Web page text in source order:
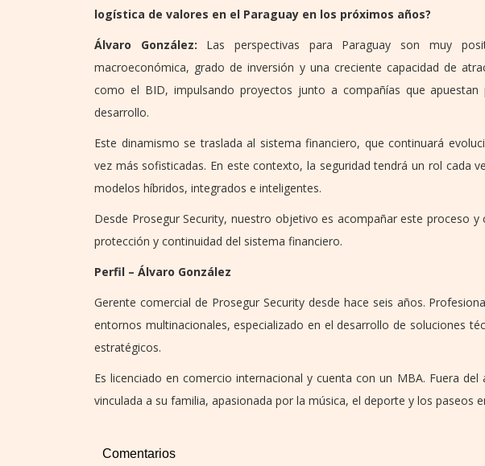
logística de valores en el Paraguay en los próximos años?
Álvaro González: Las perspectivas para Paraguay son muy
macroeconómica, grado de inversión y una creciente capacidad de
como el BID, impulsando proyectos junto a compañías que
desarrollo.
Este dinamismo se traslada al sistema financiero, que continuará
vez más sofisticadas. En este contexto, la seguridad tendrá un rol cada
modelos híbridos, integrados e inteligentes.
Desde Prosegur Security, nuestro objetivo es acompañar este proceso
protección y continuidad del sistema financiero.
Perfil – Álvaro González
Gerente comercial de Prosegur Security desde hace seis años.
entornos multinacionales, especializado en el desarrollo de soluciones
estratégicos.
Es licenciado en comercio internacional y cuenta con un MBA. Fuera
vinculada a su familia, apasionada por la música, el deporte y los paseos
Comentarios